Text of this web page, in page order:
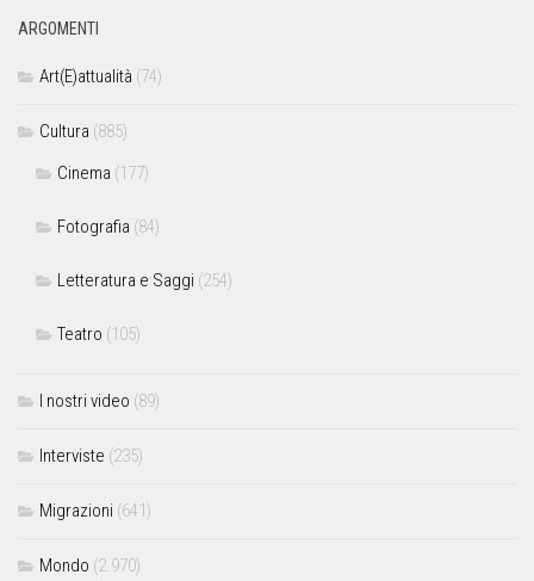
ARGOMENTI
Art(E)attualità (74)
Cultura (885)
Cinema (177)
Fotografia (84)
Letteratura e Saggi (254)
Teatro (105)
I nostri video (89)
Interviste (235)
Migrazioni (641)
Mondo (2.970)